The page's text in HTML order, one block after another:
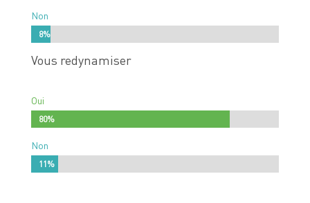
Non
8%
8%
Vous redynamiser
Oui
80%
80%
Non
11%
11%